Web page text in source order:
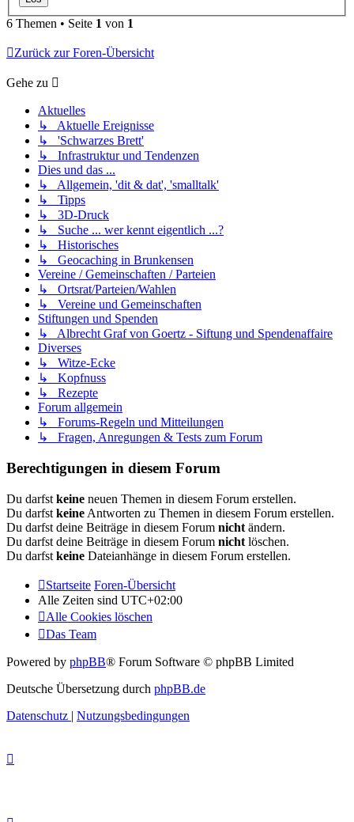
6 Themen • Seite 1 von 1
Zurück zur Foren-Übersicht
Gehe zu
Aktuelles
↳ Aktuelle Ereignisse
↳ 'Schwarzes Brett'
↳ Infrastruktur und Tendenzen
Dies und das ...
↳ Allgemein, 'dit & dat', 'smalltalk'
↳ Tipps
↳ 3D-Druck
↳ Suche ... wer kennt eigentlich ...?
↳ Historisches
↳ Geocaching in Brunkensen
Vereine / Gemeinschaften / Parteien
↳ Ortsrat/Parteien/Wahlen
↳ Vereine und Gemeinschaften
Stiftungen und Spenden
↳ Albrecht Graf von Goertz - Siftung und Spendenaffaire
Diverses
↳ Witze-Ecke
↳ Kopfnuss
↳ Rezepte
Forum allgemein
↳ Forums-Regeln und Mitteilungen
↳ Fragen, Anregungen & Tests zum Forum
Berechtigungen in diesem Forum
Du darfst keine neuen Themen in diesem Forum erstellen.
Du darfst keine Antworten zu Themen in diesem Forum erstellen.
Du darfst deine Beiträge in diesem Forum nicht ändern.
Du darfst deine Beiträge in diesem Forum nicht löschen.
Du darfst keine Dateianhänge in diesem Forum erstellen.
Startseite Foren-Übersicht
Alle Zeiten sind UTC+02:00
Alle Cookies löschen
Das Team
Powered by phpBB® Forum Software © phpBB Limited
Deutsche Übersetzung durch phpBB.de
Datenschutz | Nutzungsbedingungen